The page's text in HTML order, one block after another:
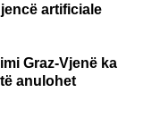
artificiale
Graz-Vjenë ka
anulohet